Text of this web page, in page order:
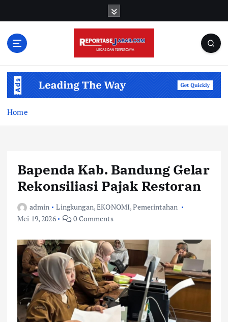
Home
Bapenda Kab. Bandung Gelar
Rekonsiliasi Pajak Restoran
admin Lingkungan,EKONOMI,Pemerintahan
Mei 19, 2026
0 Comments